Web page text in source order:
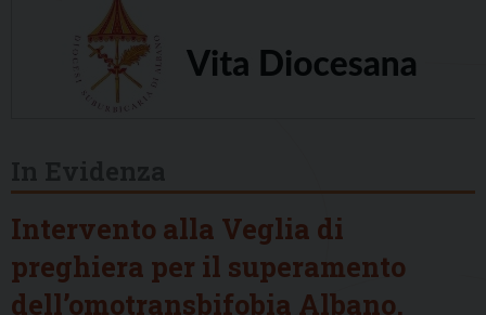
Intervento alla Veglia di
preghiera per il superamento
dell’omotransbifobia Albano,